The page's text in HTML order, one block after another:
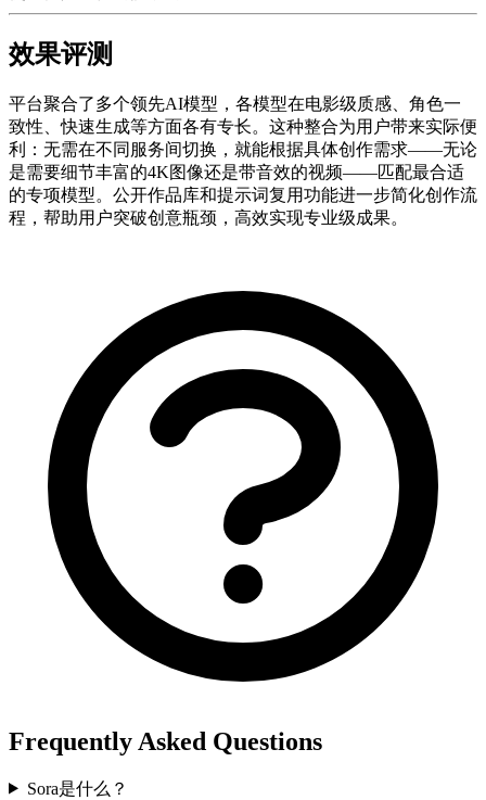
效果评测
平台聚合了多个领先AI模型，各模型在电影级质感、角色一
致性、快速生成等方面各有专长。这种整合为用户带来实际便
利：无需在不同服务间切换，就能根据具体创作需求——无论
是需要细节丰富的4K图像还是带音效的视频——匹配最合适
的专项模型。公开作品库和提示词复用功能进一步简化创作流
程，帮助用户突破创意瓶颈，高效实现专业级成果。
Frequently Asked Questions
Sora是什么？